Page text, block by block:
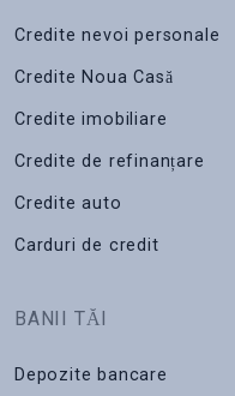
Credite nevoi personale
Credite Noua Casă
Credite imobiliare
Credite de refinanțare
Credite auto
Carduri de credit
BANII TĂI
Depozite bancare